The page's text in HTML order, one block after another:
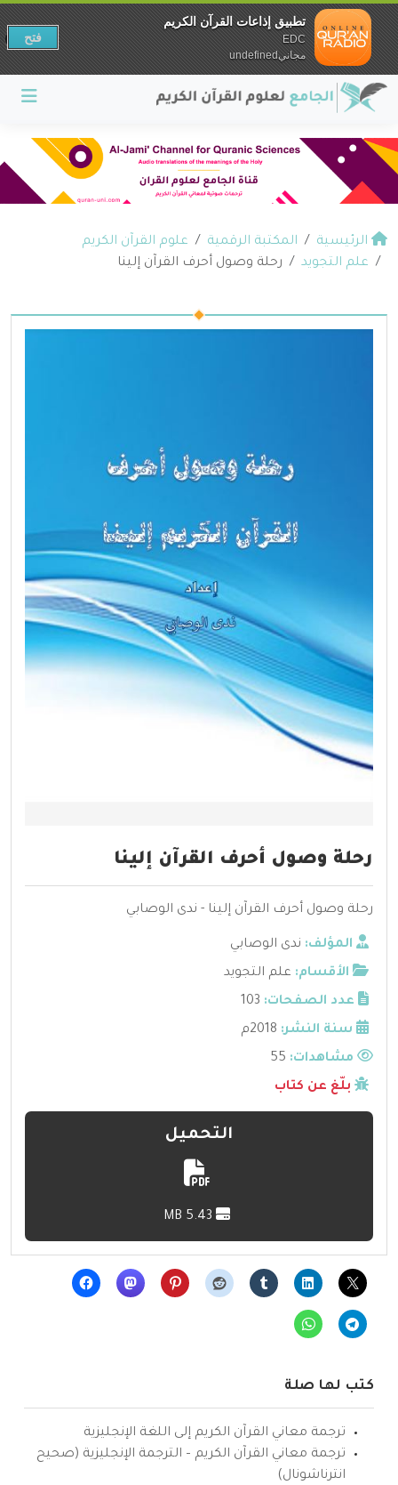
الرئيسية المكتبة الرقمية
علوم القرآن الكريم
علم التجويد
رحلة وصول أحرف القرآن إلينا
رحلة وصول أحرف القرآن إلينا
رحلة وصول أحرف القرآن إلينا - ندى الوصابي
المؤلف: ندى الوصابي
الأقسام: علم التجويد
عدد الصفحات: 103
سنة النشر: 2018م
مشاهدات:
بلّغ عن كتاب
التحميل
كتب لها صلة
ترجمة معاني القرآن الكريم إلى اللغة الإنجليزية
ترجمة معاني القرآن الكريم – الترجمة الإنجليزية (صحيح
انترناشونال)
تطبيق إذاعات القرآن الكريم
EDC
مجانيundefined
فتح